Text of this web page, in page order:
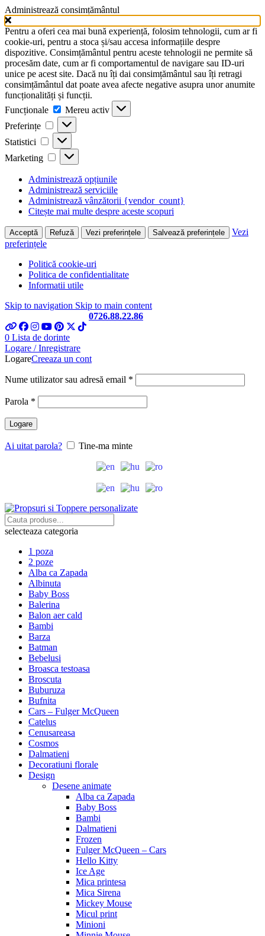
Administrează consimțământul
Pentru a oferi cea mai bună experiență, folosim tehnologii, cum ar fi
cookie-uri, pentru a stoca și/sau accesa informațiile despre
dispozitive. Consimțământul pentru aceste tehnologii ne permite să
procesăm date, cum ar fi comportamentul de navigare sau ID-uri
unice pe acest site. Dacă nu îți dai consimțământul sau îți retragi
consimțământul dat poate avea afecte negative asupra unor anumite
funcționalități și funcții.
Funcționale
Funcționale
Mereu activ
Preferințe
Preferințe
Statistici Statistici
Marketing Marketing
Administrează opțiunile
Administrează serviciile
Administrează vânzătorii {vendor_count}
Citește mai multe despre aceste scopuri
Acceptă Refuză Vezi preferințele Salvează preferințele
Vezi
preferințele
Politică cookie-uri
Politica de confidentialitate
Informatii utile
Skip to navigation Skip to main content
0726.88.22.86
0 Lista de dorinte
Logare / Inregistrare
LogareCreeaza un cont
Nume utilizator sau adresă email *
Parola *
Logare
Ai uitat parola? Tine-ma minte
selecteaza categoria
1 poza
2 poze
Alba ca Zapada
Albinuta
Baby Boss
Balerina
Balon aer cald
Bambi
Barza
Batman
Bebelusi
Broasca testoasa
Broscuta
Buburuza
Bufnita
Cars – Fulger McQueen
Catelus
Cenusareasa
Cosmos
Dalmatieni
Decoratiuni florale
Design
Desene animate
Alba ca Zapada
Baby Boss
Bambi
Dalmatieni
Frozen
Fulger McQueen – Cars
Hello Kitty
Ice Age
Mica printesa
Mica Sirena
Mickey Mouse
Micul print
Minioni